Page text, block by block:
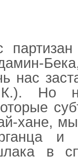
нас
Но
хане,
и
в